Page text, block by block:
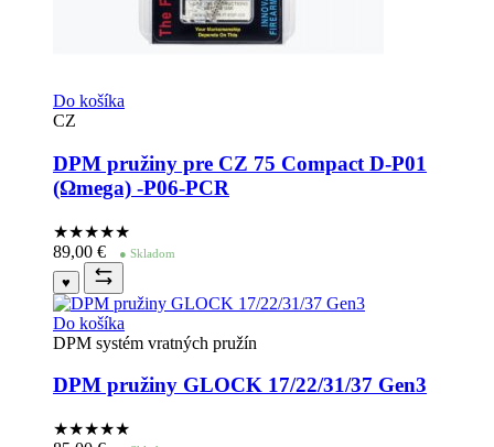
Do košíka
CZ
DPM pružiny pre CZ 75 Compact D-P01
(Ωmega) -P06-PCR
★★★★★
89,00 € ● Skladom
♥
Do košíka
DPM systém vratných pružín
DPM pružiny GLOCK 17/22/31/37 Gen3
★★★★★